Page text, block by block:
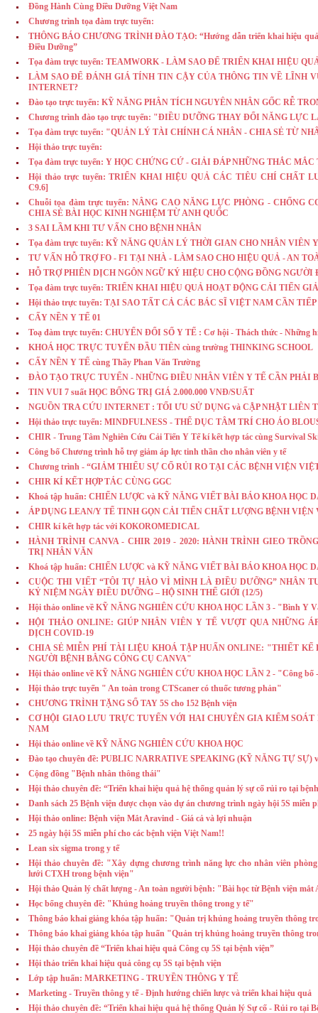
Đồng Hành Cùng Điều Dưỡng Việt Nam
Chương trình tọa đàm trực tuyến:
THÔNG BÁO CHƯƠNG TRÌNH ĐÀO TẠO: “Hướng dẫn triển khai hiệu
Điều Dưỡng”
Tọa đàm trực tuyến: TEAMWORK - LÀM SAO ĐỂ TRIỂN KHAI HIỆU
LÀM SAO ĐỂ ĐÁNH GIÁ TÍNH TIN CẬY CỦA THÔNG TIN VỀ LĨNH
INTERNET?
Đào tạo trực tuyến: KỸ NĂNG PHÂN TÍCH NGUYÊN NHÂN GỐC RỄ
Chương trình đào tạo trực tuyến: "ĐIỀU DƯỠNG THAY ĐỔI NĂNG LỰC
Tọa đàm trực tuyến: "QUẢN LÝ TÀI CHÍNH CÁ NHÂN - CHIA SẺ TỪ
Hội thảo trực tuyến:
Tọa đàm trực tuyến: Y HỌC CHỨNG CỨ - GIẢI ĐÁP NHỮNG THẮC
Hội thảo trực tuyến: TRIỂN KHAI HIỆU QUẢ CÁC TIÊU CHÍ CHẤT
C9.6]
Chuỗi tọa đàm trực tuyến: NÂNG CAO NĂNG LỰC PHÒNG - CHỐNG
CHIA SẺ BÀI HỌC KINH NGHIỆM TỪ ANH QUỐC
3 SAI LẦM KHI TƯ VẤN CHO BỆNH NHÂN
Tọa đàm trực tuyến: KỸ NĂNG QUẢN LÝ THỜI GIAN CHO NHÂN VIÊN
TƯ VẤN HỖ TRỢ FO - F1 TẠI NHÀ - LÀM SAO CHO HIỆU QUẢ - AN
HỖ TRỢ PHIÊN DỊCH NGÔN NGỮ KÝ HIỆU CHO CỘNG ĐỒNG NGƯỜI
Tọa đàm trực tuyến: TRIỂN KHAI HIỆU QUẢ HOẠT ĐỘNG CẢI TIẾN
Hội thảo trực tuyến: TẠI SAO TẤT CẢ CÁC BÁC SĨ VIỆT NAM CẦN
CẤY NỀN Y TẾ 01
Toạ đàm trực tuyến: CHUYỂN ĐỔI SỐ Y TẾ : Cơ hội - Thách thức - Những
KHOÁ HỌC TRỰC TUYẾN ĐẦU TIÊN cùng trường THINKING SCHOOL
CẤY NỀN Y TẾ cùng Thầy Phan Văn Trường
ĐÀO TẠO TRỰC TUYẾN - NHỮNG ĐIỀU NHÂN VIÊN Y TẾ CẦN PHẢI
TIN VUI 7 suất HỌC BỔNG TRỊ GIÁ 2.000.000 VNĐ/SUẤT
NGUỒN TRA CỨU INTERNET : TỐI ƯU SỬ DỤNG và CẬP NHẬT LIÊN
Hội thảo trực tuyến: MINDFULNESS - THỂ DỤC TÂM TRÍ CHO ÁO
CHIR - Trung Tâm Nghiên Cứu Cải Tiến Y Tế kí kết hợp tác cùng Survival
Công bố Chương trình hỗ trợ giảm áp lực tinh thần cho nhân viên y tế
Chương trình - “GIẢM THIỂU SỰ CỐ RỦI RO TẠI CÁC BỆNH VIỆN
CHIR KÍ KẾT HỢP TÁC CÙNG GGC
Khoá tập huấn: CHIẾN LƯỢC và KỸ NĂNG VIẾT BÀI BÁO KHOA HỌC
ÁP DỤNG LEAN/Y TẾ TINH GỌN CẢI TIẾN CHẤT LƯỢNG BỆNH VIỆN
CHIR kí kết hợp tác với KOKOROMEDICAL
HÀNH TRÌNH CANVA - CHIR 2019 - 2020: HÀNH TRÌNH GIEO
TRỊ NHÂN VĂN
Khoá tập huấn: CHIẾN LƯỢC và KỸ NĂNG VIẾT BÀI BÁO KHOA HỌC
CUỘC THI VIẾT “TÔI TỰ HÀO VÌ MÌNH LÀ ĐIỀU DƯỠNG” NHÂN
KỶ NIỆM NGÀY ĐIỀU DƯỠNG – HỘ SINH THẾ GIỚI (12/5)
Hội thảo online về KỸ NĂNG NGHIÊN CỨU KHOA HỌC LẦN 3 - "Bình Y
HỘI THẢO ONLINE: GIÚP NHÂN VIÊN Y TẾ VƯỢT QUA NHỮNG
DỊCH COVID-19
CHIA SẺ MIỄN PHÍ TÀI LIỆU KHOÁ TẬP HUẤN ONLINE: "THIẾT KẾ
NGƯỜI BỆNH BẰNG CÔNG CỤ CANVA"
Hội thảo online về KỸ NĂNG NGHIÊN CỨU KHOA HỌC LẦN 2 - "Công bố
Hội thảo trực tuyến " An toàn trong CTScaner có thuốc tương phản"
CHƯƠNG TRÌNH TẶNG SỔ TAY 5S cho 152 Bệnh viện
CƠ HỘI GIAO LƯU TRỰC TUYẾN VỚI HAI CHUYÊN GIA KIỂM
NAM
Hội thảo online về KỸ NĂNG NGHIÊN CỨU KHOA HỌC
Đào tạo chuyên đề: PUBLIC NARRATIVE SPEAKING (KỸ NĂNG TỰ SỰ)
Cộng đồng "Bệnh nhân thông thái"
Hội thảo chuyên đề: “Triển khai hiệu quả hệ thống quản lý sự cố rủi ro tại
Danh sách 25 Bệnh viện được chọn vào dự án chương trình ngày hội 5S miễn
Hội thảo online: Bệnh viện Mắt Aravind - Giá cả và lợi nhuận
25 ngày hội 5S miễn phí cho các bệnh viện Việt Nam!!
Lean six sigma trong y tế
Hội thảo chuyên đề: "Xây dựng chương trình năng lực cho nhân viên
lưới CTXH trong bệnh viện"
Hội thảo Quản lý chất lượng - An toàn người bệnh: "Bài học từ Bệnh viện
Học bổng chuyên đề: "Khủng hoảng truyền thông trong y tế"
Thông báo khai giảng khóa tập huấn: "Quản trị khủng hoảng truyền thông
Thông báo khai giảng khóa tập huấn "Quản trị khủng hoảng truyền thông
Hội thảo chuyên đề “Triển khai hiệu quả Công cụ 5S tại bệnh viện”
Hội thảo triển khai hiệu quả công cụ 5S tại bệnh viện
Lớp tập huấn: MARKETING - TRUYỀN THÔNG Y TẾ
Marketing - Truyền thông y tế - Định hướng chiến lược và triển khai hiệu quả
Hội thảo chuyên đề: “Triển khai hiệu quả hệ thống Quản lý Sự cố - Rủi ro tại